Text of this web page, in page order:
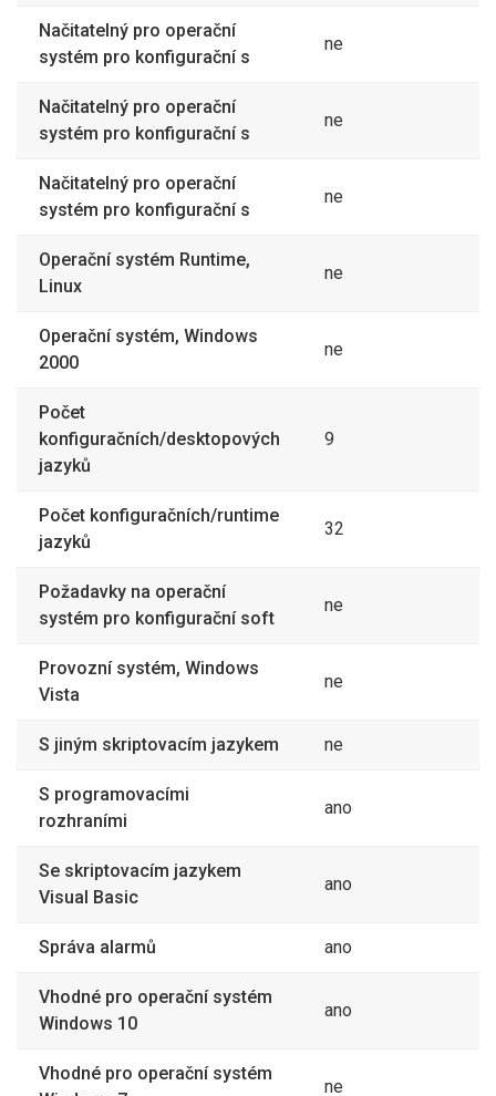
Načitatelný pro operační
systém pro konfigurační s
ne
Načitatelný pro operační
systém pro konfigurační s
ne
Načitatelný pro operační
systém pro konfigurační s
ne
Operační systém Runtime,
Linux
ne
Operační systém, Windows
2000
ne
Počet
konfiguračních/desktopových
jazyků
9
Počet konfiguračních/runtime
jazyků
32
Požadavky na operační
systém pro konfigurační soft
ne
Provozní systém, Windows
Vista
ne
S jiným skriptovacím jazykem ne
S programovacími
rozhraními
ano
Se skriptovacím jazykem
Visual Basic
ano
Správa alarmů ano
Vhodné pro operační systém
Windows 10
ano
Vhodné pro operační systém
ne